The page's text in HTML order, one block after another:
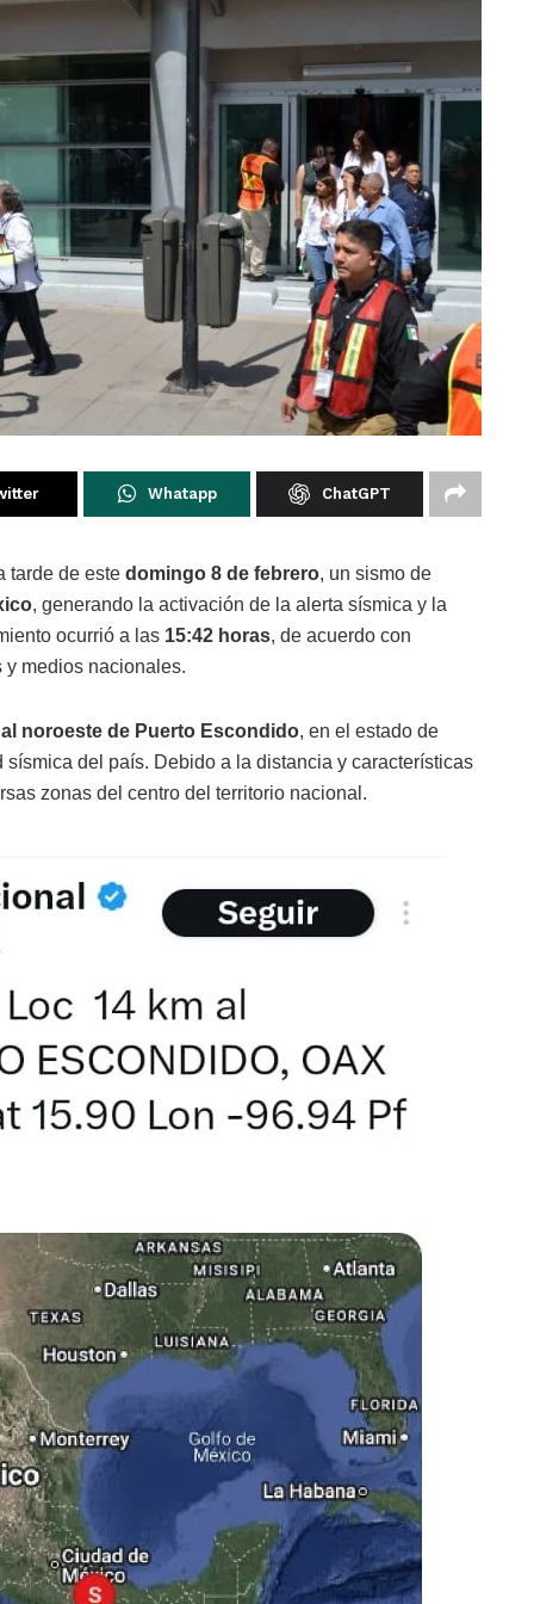
Whatapp ChatGPT
tarde de este domingo 8 de febrero, un sismo de
, generando la activación de la alerta sísmica y la
ocurrió a las 15:42 horas, de acuerdo con
medios nacionales.
noroeste de Puerto Escondido, en el estado de
del país. Debido a la distancia y características
zonas del centro del territorio nacional.